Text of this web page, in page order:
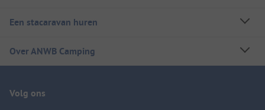
Een stacaravan huren
Over ANWB Camping
Volg ons